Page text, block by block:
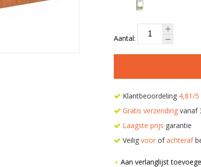
Aantal:
Klantbeoordeling 4,81/5
Gratis verzendingvanaf
Laagste prijs garantie
Veilig voorofachteraf
Aan verlanglijst